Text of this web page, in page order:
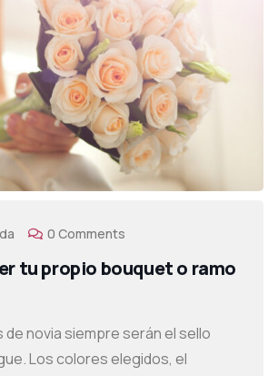
0 Comments
tu propio bouquet o ramo
novia siempre serán el sello
Los colores elegidos, el